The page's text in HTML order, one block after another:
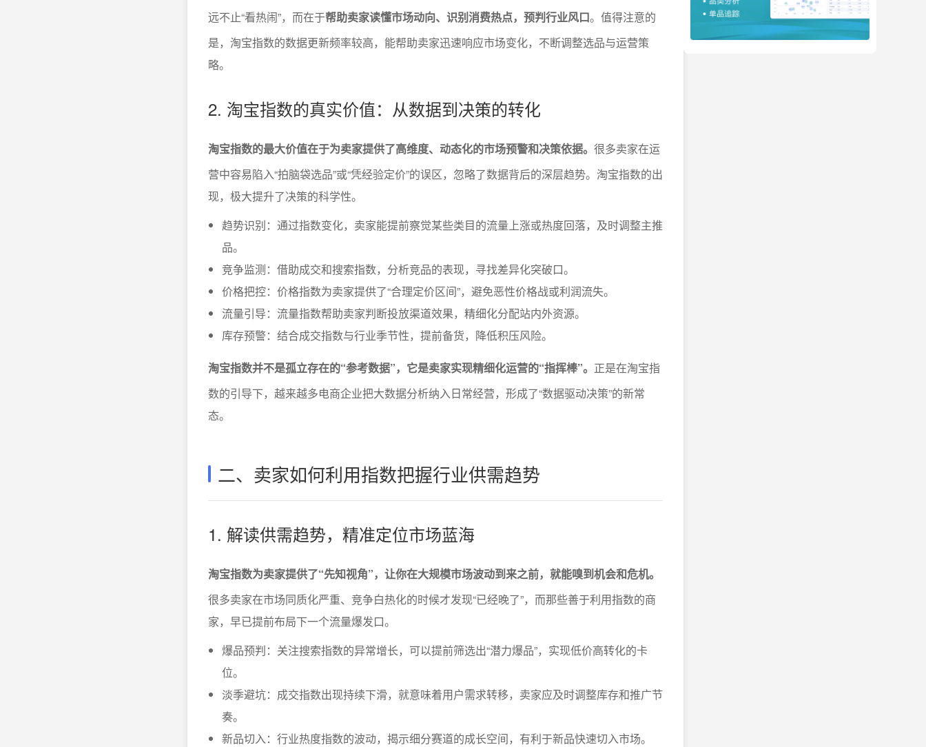
远不止“看热闹”，而在于帮助卖家读懂市场动向、识别消费热点，预判行业风口。值得注意的
是，淘宝指数的数据更新频率较高，能帮助卖家迅速响应市场变化，不断调整选品与运营策
略。
2. 淘宝指数的真实价值：从数据到决策的转化
淘宝指数的最大价值在于为卖家提供了高维度、动态化的市场预警和决策依据。 很多卖家在运
营中容易陷入“拍脑袋选品”或“凭经验定价”的误区，忽略了数据背后的深层趋势。淘宝指数的出
现，极大提升了决策的科学性。
趋势识别：通过指数变化，卖家能提前察觉某些类目的流量上涨或热度回落，及时调整主推
品。
竞争监测：借助成交和搜索指数，分析竞品的表现，寻找差异化突破口。
价格把控：价格指数为卖家提供了“合理定价区间”，避免恶性价格战或利润流失。
流量引导：流量指数帮助卖家判断投放渠道效果，精细化分配站内外资源。
库存预警：结合成交指数与行业季节性，提前备货，降低积压风险。
淘宝指数并不是孤立存在的“参考数据”，它是卖家实现精细化运营的“指挥棒”。 正是在淘宝指
数的引导下，越来越多电商企业把大数据分析纳入日常经营，形成了“数据驱动决策”的新常
态。
二、卖家如何利用指数把握行业供需趋势
1. 解读供需趋势，精准定位市场蓝海
淘宝指数为卖家提供了“先知视角”，让你在大规模市场波动到来之前，就能嗅到机会和危机。
很多卖家在市场同质化严重、竞争白热化的时候才发现“已经晚了”，而那些善于利用指数的商
家，早已提前布局下一个流量爆发口。
爆品预判：关注搜索指数的异常增长，可以提前筛选出“潜力爆品”，实现低价高转化的卡
位。
淡季避坑：成交指数出现持续下滑，就意味着用户需求转移，卖家应及时调整库存和推广节
奏。
新品切入：行业热度指数的波动，揭示细分赛道的成长空间，有利于新品快速切入市场。